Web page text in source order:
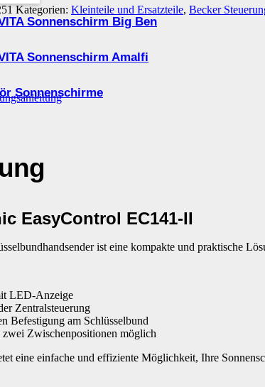
Sonnenschirm Big Ben
Sonnenschirm Amalfi
Sonnenschirme
Kategorien: Kleinteile und Ersatzteile, Becker
EasyControl EC141-II
ist eine kompakte und praktische
LED-Anzeige
Zentralsteuerung
Befestigung am Schlüsselbund
Zwischenpositionen möglich
eine einfache und effiziente Möglichkeit, Ihre